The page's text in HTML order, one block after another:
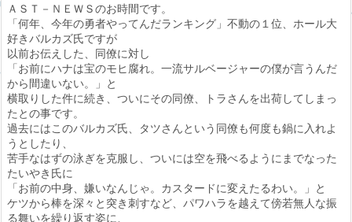
ＡＳＴ－ＮＥＷＳのお時間です。
「何年、今年の勇者やってんだランキング」不動の１位、ホール大
好きバルカズ氏ですが
以前お伝えした、同僚に対し
「お前にハナは宝のモヒ腐れ。一流サルベージャーの僕が言うんだ
から間違いない。」と
横取りした件に続き、ついにその同僚、トラさんを出荷してしまっ
たとの事です。
過去にはこのバルカズ氏、タツさんという同僚も何度も鍋に入れよ
うとしたり、
苦手なはずの泳ぎを克服し、ついには空を飛べるようにまでなった
たいやき氏に
「お前の中身、嫌いなんじゃ。カスタードに変えたるわい。」と
ケツから棒を深々と突き刺すなど、パワハラを越えて傍若無人な振
る舞いを繰り返す姿に、